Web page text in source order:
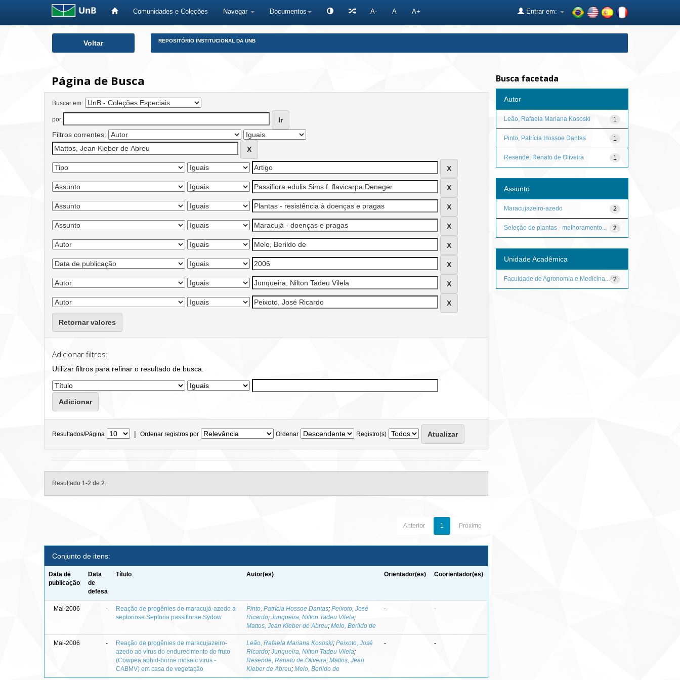
Comunidades e Coleções Navegar Documentos A- A A+ Entrar em:
Voltar REPOSITÓRIO INSTITUCIONAL DA UNB
Página de Busca
Buscar em:
por
Filtros correntes:
Retornar valores
Adicionar filtros:
Utilizar filtros para refinar o resultado de busca.
Resultados/Página | Ordenar registros por Ordenar Registro(s)
Resultado 1-2 de 2.
Anterior 1 Próximo
Conjunto de itens:
Data de
publicação
Data
de
defesa
Título Autor(es) Orientador(es) Coorientador(es)
Mai-2006 -
Reação de progênies de maracujá-azedo a
septoriose Septoria passiflorae Sydow
Pinto, Patrícia Hossoe Dantas;Peixoto, José
Ricardo;Junqueira, Nilton Tadeu Vilela;
Mattos, Jean Kleber de Abreu;Melo, Berildo de
- -
Mai-2006 -
Reação de progênies de maracujazeiro-
azedo ao vírus do endurecimento do fruto
(Cowpea aphid-borne mosaic virus -
CABMV) em casa de vegetação
Leão, Rafaela Mariana Kososki;Peixoto, José
Ricardo;Junqueira, Nilton Tadeu Vilela;
Resende, Renato de Oliveira;Mattos, Jean
Kleber de Abreu;Melo, Berildo de
- -
Busca facetada
Autor
1
Leão, Rafaela Mariana Kososki
1
Pinto, Patrícia Hossoe Dantas
1
Resende, Renato de Oliveira
Assunto
2
Maracujazeiro-azedo
2
Seleção de plantas - melhoramento...
Unidade Acadêmica
2
Faculdade de Agronomia e Medicina...